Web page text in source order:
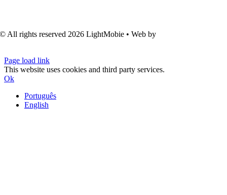
© All rights reserved2026 LightMobie • Web by
Page load link
This website uses cookies and third party services.
Ok
Português
English